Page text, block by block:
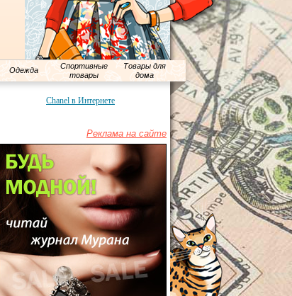
Одежда
Спортивные
товары
Товары для
дома
Chanel в Интернете
Реклама на сайте